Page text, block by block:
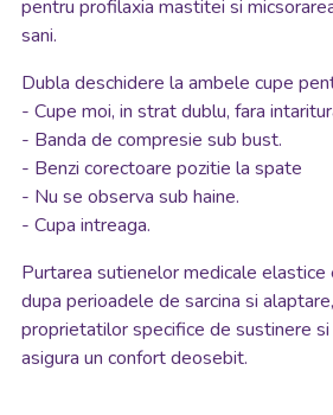
pentru profilaxia mastitei si
sani.
Dubla deschidere la ambele cupe
- Cupe moi, in strat dublu, fara
- Banda de compresie sub bust.
- Benzi corectoare pozitie la spate
- Nu se observa sub haine.
- Cupa intreaga.
Purtarea sutienelor medicale
dupa perioadele de sarcina si
proprietatilor specifice de sustinere
asigura un confort deosebit.